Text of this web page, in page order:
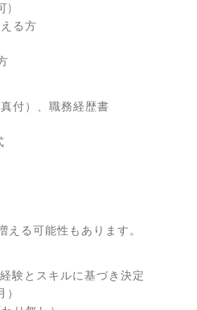
)
る方
付）、職務経歴書
る可能性もあります。
験とスキルに基づき決定